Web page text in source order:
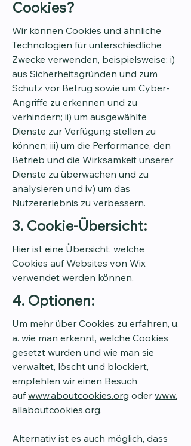
Cookies?
Wir können Cookies und ähnliche
Technologien für unterschiedliche
Zwecke verwenden, beispielsweise: i)
aus Sicherheitsgründen und zum
Schutz vor Betrug sowie um Cyber-
Angriffe zu erkennen und zu
verhindern; ii) um ausgewählte
Dienste zur Verfügung stellen zu
können; iii) um die Performance, den
Betrieb und die Wirksamkeit unserer
Dienste zu überwachen und zu
analysieren und iv) um das
Nutzererlebnis zu verbessern.
3. Cookie-Übersicht:
Hier ist eine Übersicht, welche
Cookies auf Websites von Wix
verwendet werden können.
4. Optionen:
Um mehr über Cookies zu erfahren, u.
a. wie man erkennt, welche Cookies
gesetzt wurden und wie man sie
verwaltet, löscht und blockiert,
empfehlen wir einen Besuch
aufwww.aboutcookies.org oder www.
allaboutcookies.org.
Alternativ ist es auch möglich, dass